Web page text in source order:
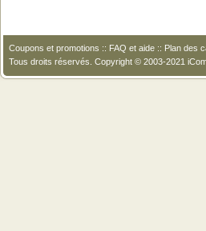
Coupons et promotions :: FAQ et aide :: Plan des
Tous droits réservés. Copyright © 2003-2021